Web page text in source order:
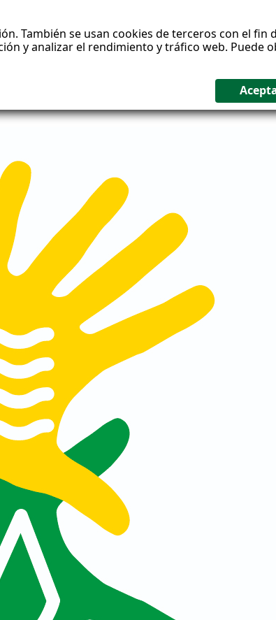
También se usan cookies de terceros con el fin
y analizar el rendimiento y tráfico web. Puede